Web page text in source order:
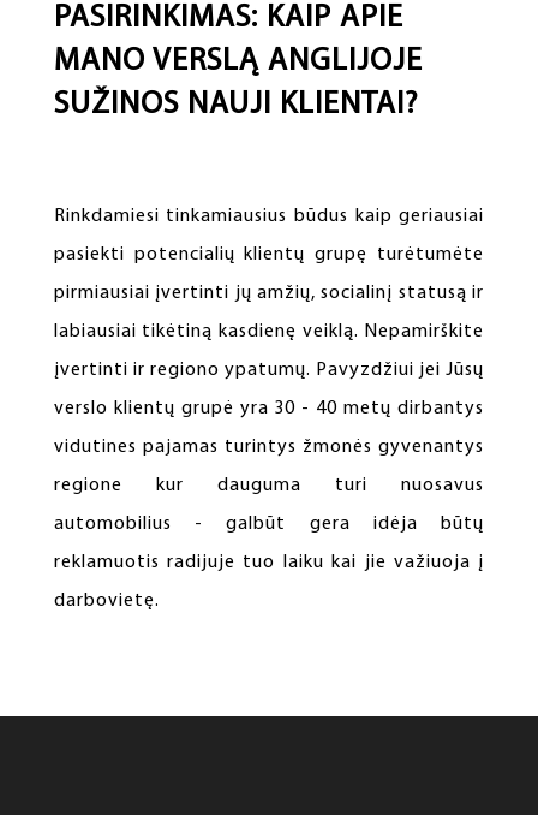
PASIRINKIMAS: KAIP APIE
MANO VERSLĄ ANGLIJOJE
SUŽINOS NAUJI KLIENTAI?
Rinkdamiesi tinkamiausius būdus kaip geriausiai
pasiekti potencialių klientų grupę turėtumėte
pirmiausiai įvertinti jų amžių, socialinį statusą ir
labiausiai tikėtiną kasdienę veiklą. Nepamirškite
įvertinti ir regiono ypatumų. Pavyzdžiui jei Jūsų
verslo klientų grupė yra 30 - 40 metų dirbantys
vidutines pajamas turintys žmonės gyvenantys
regione kur dauguma turi nuosavus
automobilius - galbūt gera idėja būtų
reklamuotis radijuje tuo laiku kai jie važiuoja į
darbovietę.